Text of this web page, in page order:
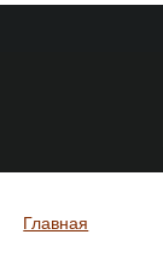
Вы здесь
Главная